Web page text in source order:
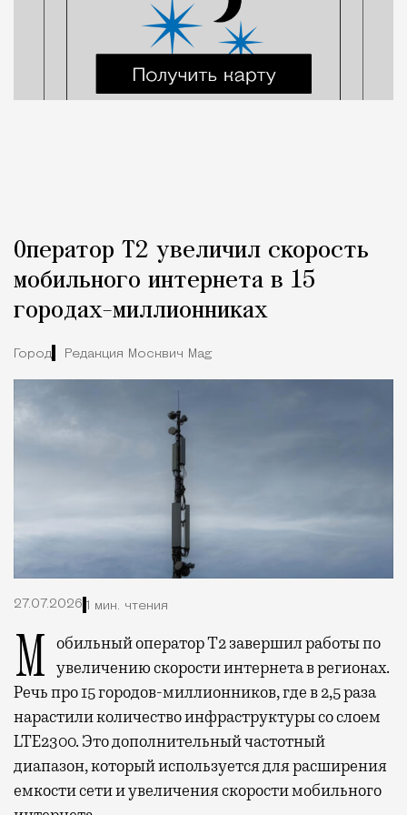
Оператор Т2 увеличил скорость
мобильного интернета в 15
городах-миллионниках
Город Редакция Москвич Mag
27.07.2026 1 мин. чтения
Мобильный оператор Т2 завершил работы по увеличению скорости интернета в регионах.
Речь про 15 городов-миллионников, где в 2,5 раза
нарастили количество инфраструктуры со слоем
LTE2300. Это дополнительный частотный
диапазон, который используется для расширения
емкости сети и увеличения скорости мобильного